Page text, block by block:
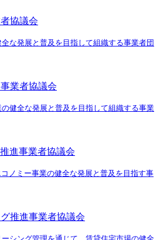
協議会
な発展と普及を目指して組織する事業者団
業者協議会
健全な発展と普及を目指して組織する事業
進事業者協議会
ノミー事業の健全な発展と普及を目指す事
推進事業者協議会